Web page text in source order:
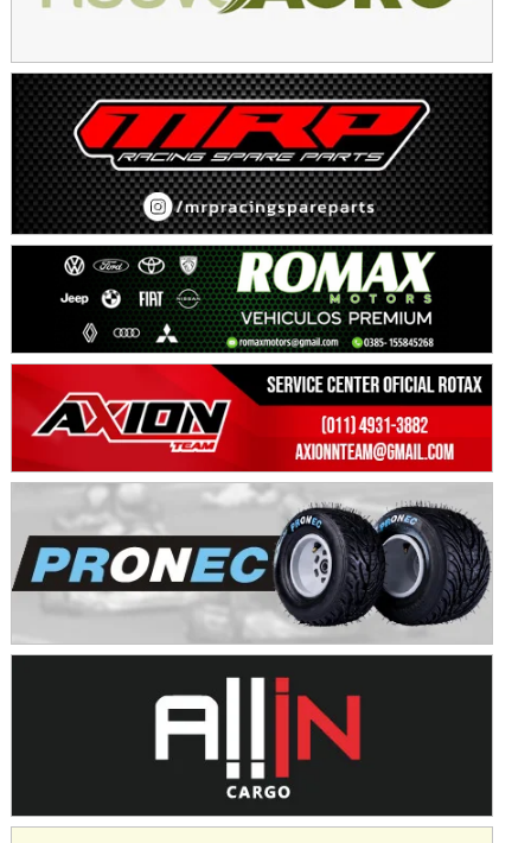
Ciudad de Trenque Lauquen (Asfalto)
Trenque Lauquen (Buenos Aires)
ENTRERRIANO - F6 (POSTERGADA)
Parque de la Velocidad (Asfalto)
Villaguay (Entre Ríos)
VICTORIENSE - F7
El Cerro (Tierra)
Victoria (Entre Ríos)
PATAGONICO - F6
Moto Club Reginense (Tierra)
Gral. E. Godoy (Río Negro)
CSK - F7
Juventud Unida (Tierra)
Humboldt (Santa Fe)
NORESTE SANTAFESINO - F6
Ciudad de Avellaneda (Asfalto)
Avellaneda (Santa Fe)
SUR SANTAFESINO - F4
José Samuel Sánchez (Tierra)
Juan Navarro (Asfalto)